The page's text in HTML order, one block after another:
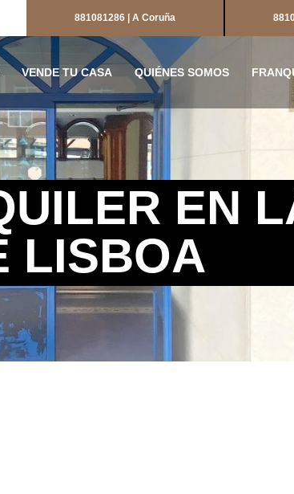
881081286 | A Coruña
VENDE TU CASA QUIÉNES SOMOS
EN
LISBOA